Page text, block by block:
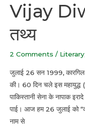
Vijay
तथ्य
2 Comments / Literary
जुलाई 26 सन 1999, कारगिल
की। 60 दिन चले इस महायुद्ध
पाकिस्तानी सेना के नापाक
पाई। आज हम 26 जुलाई को
नाम से